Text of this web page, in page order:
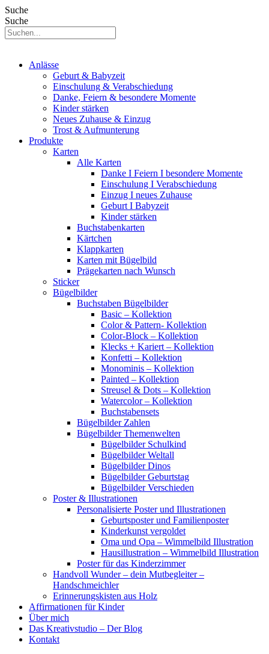
Suche
Suche
Anlässe
Geburt & Babyzeit
Einschulung & Verabschiedung
Danke, Feiern & besondere Momente
Kinder stärken
Neues Zuhause & Einzug
Trost & Aufmunterung
Produkte
Karten
Alle Karten
Danke I Feiern I besondere Momente
Einschulung I Verabschiedung
Einzug I neues Zuhause
Geburt I Babyzeit
Kinder stärken
Buchstabenkarten
Kärtchen
Klappkarten
Karten mit Bügelbild
Prägekarten nach Wunsch
Sticker
Bügelbilder
Buchstaben Bügelbilder
Basic – Kollektion
Color & Pattern- Kollektion
Color-Block – Kollektion
Klecks + Kariert – Kollektion
Konfetti – Kollektion
Monominis – Kollektion
Painted – Kollektion
Streusel & Dots – Kollektion
Watercolor – Kollektion
Buchstabensets
Bügelbilder Zahlen
Bügelbilder Themenwelten
Bügelbilder Schulkind
Bügelbilder Weltall
Bügelbilder Dinos
Bügelbilder Geburtstag
Bügelbilder Verschieden
Poster & Illustrationen
Personalisierte Poster und Illustrationen
Geburtsposter und Familienposter
Kinderkunst vergoldet
Oma und Opa – Wimmelbild Illustration
Hausillustration – Wimmelbild Illustration
Poster für das Kinderzimmer
Handvoll Wunder – dein Mutbegleiter –
Handschmeichler
Erinnerungskisten aus Holz
Affirmationen für Kinder
Über mich
Das Kreativstudio – Der Blog
Kontakt